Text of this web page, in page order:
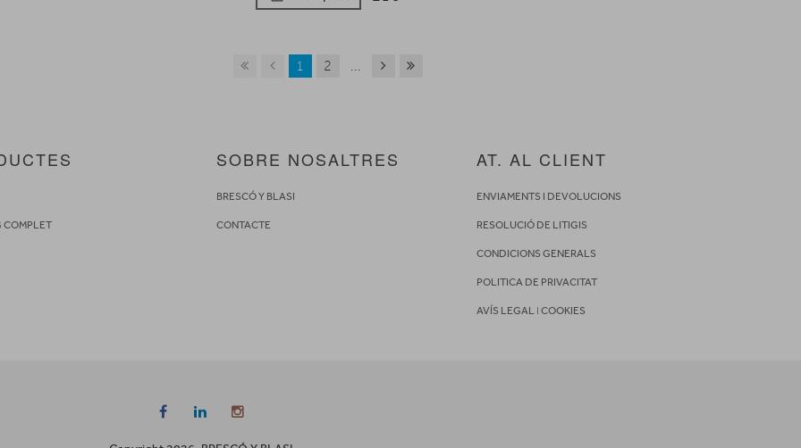
1 2 ...
COMPLET
SOBRE NOSALTRES
BRESCÓ Y BLASI
CONTACTE
AT. AL CLIENT
ENVIAMENTS I DEVOLUCIONS
RESOLUCIÓ DE LITIGIS
CONDICIONS GENERALS
POLITICA DE PRIVACITAT
AVÍS LEGALI COOKIES